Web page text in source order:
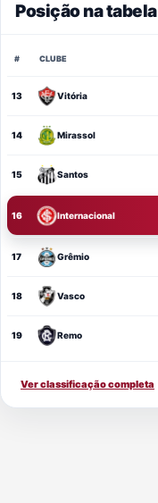
Posição na tabela
# CLUBE
13 Vitória
14 Mirassol
15 Santos
16 Internacional
17 Grêmio
18 Vasco
19 Remo
Ver classificação completa